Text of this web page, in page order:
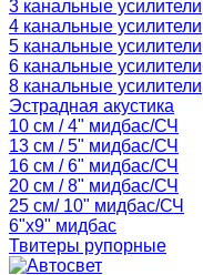
3 канальные усилители
4 канальные усилители
5 канальные усилители
6 канальные усилители
8 канальные усилители
Эстрадная акустика
10 см / 4" мидбас/СЧ
13 см / 5" мидбас/СЧ
16 см / 6" мидбас/СЧ
20 см / 8" мидбас/СЧ
25 см/ 10" мидбас/СЧ
6"x9" мидбас
Твитеры рупорные